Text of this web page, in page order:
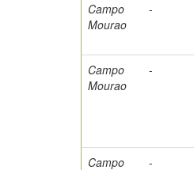
Campo
Mourao
-
Campo
Mourao
-
Campo -